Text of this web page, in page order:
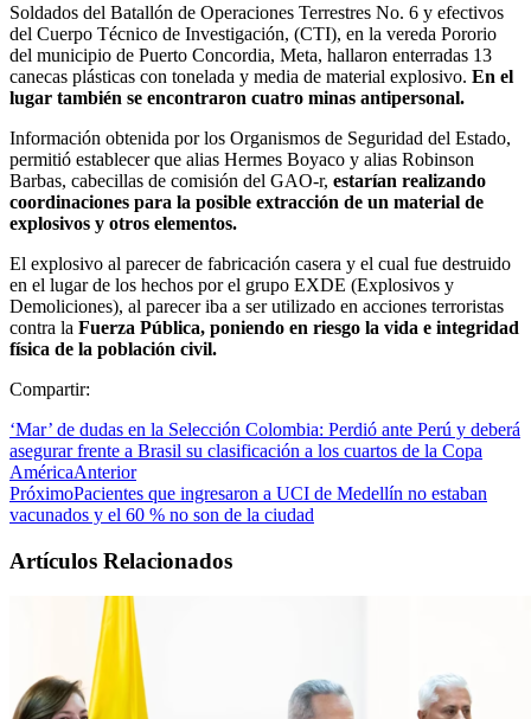
Soldados del Batallón de Operaciones Terrestres No. 6 y efectivos
del Cuerpo Técnico de Investigación, (CTI), en la vereda Pororio
del municipio de Puerto Concordia, Meta, hallaron enterradas 13
canecas plásticas con tonelada y media de material explosivo. En el
lugar también se encontraron cuatro minas antipersonal.
Información obtenida por los Organismos de Seguridad del Estado,
permitió establecer que alias Hermes Boyaco y alias Robinson
Barbas, cabecillas de comisión del GAO-r, estarían realizando
coordinaciones para la posible extracción de un material de
explosivos y otros elementos.
El explosivo al parecer de fabricación casera y el cual fue destruido
en el lugar de los hechos por el grupo EXDE (Explosivos y
Demoliciones), al parecer iba a ser utilizado en acciones terroristas
contra la Fuerza Pública, poniendo en riesgo la vida e integridad
física de la población civil.
Compartir:
‘Mar’ de dudas en la Selección Colombia: Perdió ante Perú y deberá
asegurar frente a Brasil su clasificación a los cuartos de la Copa
AméricaAnterior
PróximoPacientes que ingresaron a UCI de Medellín no estaban
vacunados y el 60 % no son de la ciudad
Artículos Relacionados